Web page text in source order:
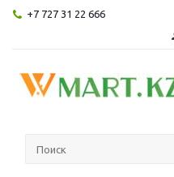
+7 727 31 22 666